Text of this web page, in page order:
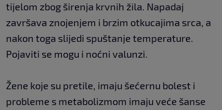
tijelom zbog širenja krvnih žila. Napadaj
završava znojenjem i brzim otkucajima srca, a
nakon toga slijedi spuštanje temperature.
Pojaviti se mogu i noćni valunzi.
Žene koje su pretile, imaju šećernu bolest i
probleme s metabolizmom imaju veće šanse